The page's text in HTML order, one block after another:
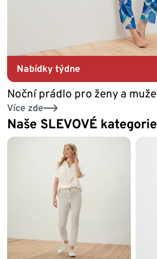
Nabídky týdne
Noční prádlo pro ženy a muže
Více zde
Naše SLEVOVÉ kategorie